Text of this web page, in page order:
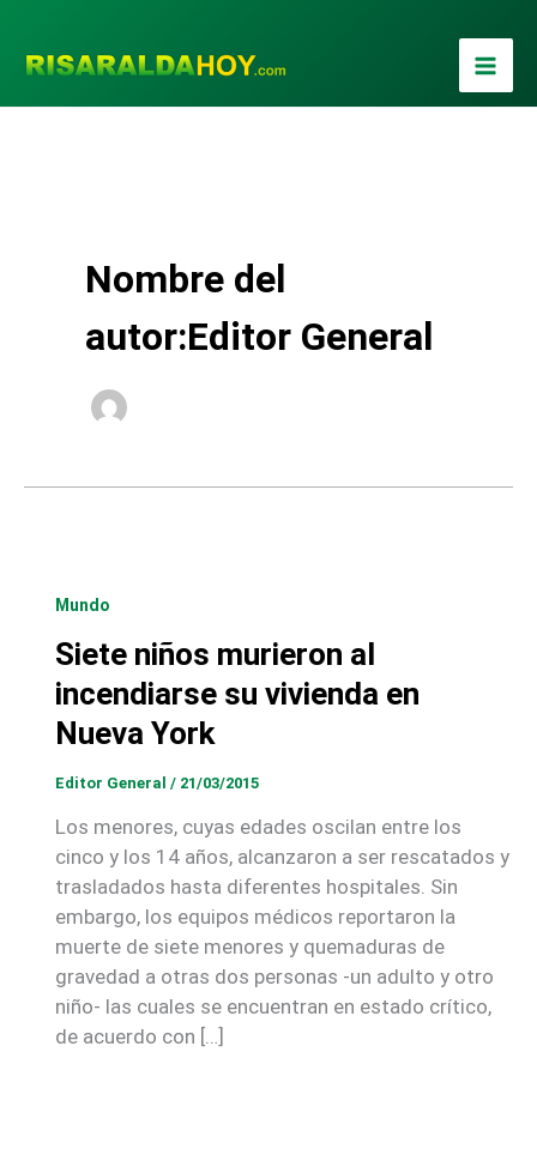
contenido
Nombre del
autor:Editor General
Mundo
Siete niños murieron al
incendiarse su vivienda en
Nueva York
Editor General / 21/03/2015
Los menores, cuyas edades oscilan entre los
cinco y los 14 años, alcanzaron a ser rescatados y
trasladados hasta diferentes hospitales. Sin
embargo, los equipos médicos reportaron la
muerte de siete menores y quemaduras de
gravedad a otras dos personas -un adulto y otro
niño- las cuales se encuentran en estado crítico,
de acuerdo con […]